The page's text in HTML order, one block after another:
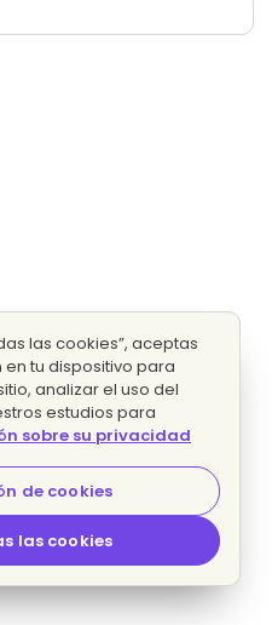
las cookies”, aceptas
tu dispositivo para
analizar el uso del
estudios para
sobre su privacidad
de cookies
las cookies